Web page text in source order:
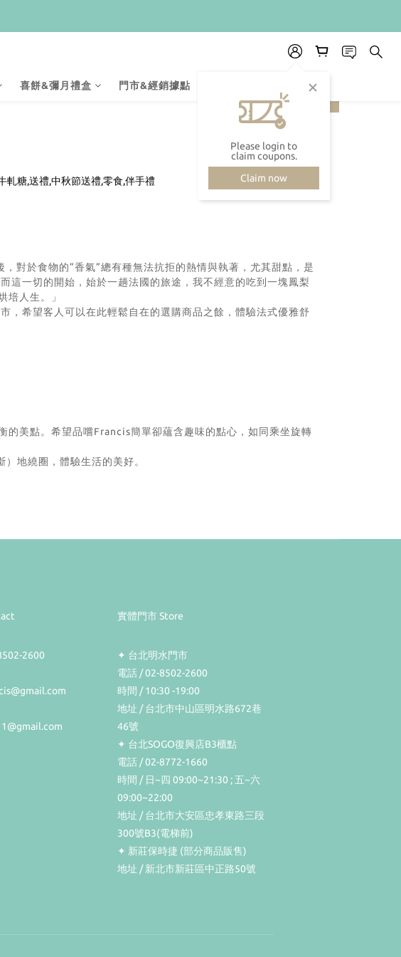
Please login to
claim coupons.
Claim now
喜餅&彌月禮盒 門市&經銷據點 membership-system
prev next
對於食物的”香氣”總有種無法抗拒的熱情與執著，尤其甜點，是
這一切的開始，始於一趟法國的旅途，我不經意的吃到一塊鳳梨
培人生。」
希望客人可以在此輕鬆自在的選購商品之餘，體驗法式優雅舒
的美點。希望品嚐Francis簡單卻蘊含趣味的點心，如同乘坐旋轉
地繞圈，體驗生活的美好。
2600
實體門市 Store
✦ 台北明水門市
電話 / 02-8502-2600
時間 / 10:30 -19:00
地址 / 台北市中山區明水路672巷
46號
✦ 台北SOGO復興店B3櫃點
電話 / 02-8772-1660
時間 / 日~四 09:00~21:30 ; 五~六
09:00~22:00
地址 / 台北市大安區忠孝東路三段
300號B3(電梯前)
✦ 新莊保時捷 (部分商品販售)
地址 / 新北市新莊區中正路50號